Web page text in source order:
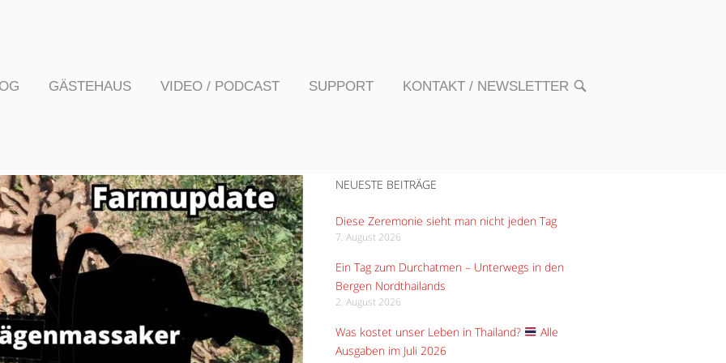
GÄSTEHAUS VIDEO / PODCAST SUPPORT KONTAKT / NEWSLETTER OPEN
NEUESTE BEITRÄGE
Diese Zeremonie sieht man nicht jeden Tag
7. August 2026
Ein Tag zum Durchatmen – Unterwegs in den
Bergen Nordthailands
2. August 2026
Was kostet unser Leben in Thailand?
Alle
Ausgaben im Juli 2026